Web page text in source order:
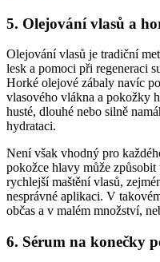
5. Olejování vlasů a
Olejování vlasů je tradiční
lesk a pomoci při regeneraci
Horké olejové zábaly navíc
vlasového vlákna a pokožky
husté, dlouhé nebo silně
hydrataci.
Není však vhodný pro
pokožce hlavy může
rychlejší maštění vlasů,
nesprávné aplikaci. V
občas a v malém množství,
6. Sérum na konečky